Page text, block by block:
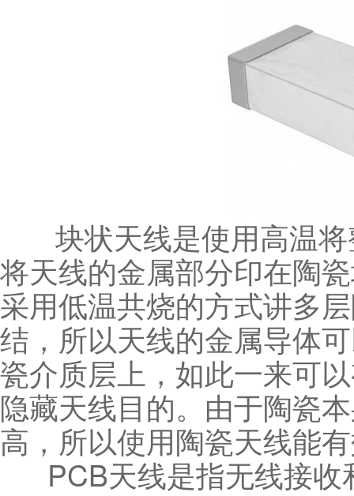
块状天线是使用高温将
将天线的金属部分印在陶
采用低温共烧的方式讲多
结，所以天线的金属导体
瓷介质层上，如此一来可
隐藏天线目的。由于陶瓷
高，所以使用陶瓷天线能
PCB天线是指无线接收